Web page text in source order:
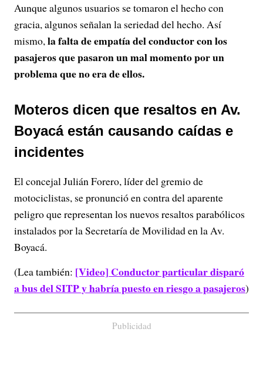
Aunque algunos usuarios se tomaron el hecho con
gracia, algunos señalan la seriedad del hecho. Así
mismo,la falta de empatía del conductor con los
pasajeros que pasaron un mal momento por un
problema que no era de ellos.
Moteros dicen que resaltos en Av.
Boyacá están causando caídas e
incidentes
El concejal Julián Forero, líder del gremio de
motociclistas, se pronunció en contra del aparente
peligro que representan los nuevos resaltos parabólicos
instalados por la Secretaría de Movilidad en la Av.
Boyacá.
(Lea también: [Video] Conductor particular disparó
a bus del SITP y habría puesto en riesgo a pasajeros)
Publicidad